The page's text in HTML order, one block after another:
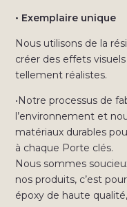
• Exemplaire unique
Nous utilisons de la
créer des effets
tellement réalistes.
•Notre processus de
l’environnement et
matériaux durables
à chaque Porte clés.
Nous sommes
nos produits, c’est
époxy de haute